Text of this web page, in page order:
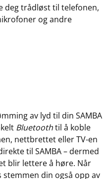
deg trådløst til telefonen,
og andre
av lyd til din SAMBA
Bluetoothtil å koble
nettbrettet eller TV-en
til SAMBA – dermed
blir lettere å høre. Når
stemmen din også opp av